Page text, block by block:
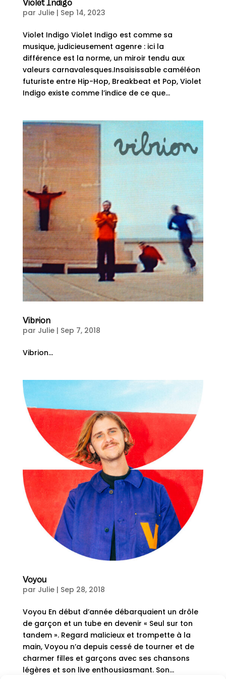
Violet Indigo
par Julie| Sep 14, 2023
Violet Indigo Violet Indigo est comme sa
musique, judicieusement agenre : ici la
différence est la norme, un miroir tendu aux
valeurs carnavalesques.Insaisissable caméléon
futuriste entre Hip-Hop, Breakbeat et Pop, Violet
Indigo existe comme l’indice de ce que...
Vibrion
par Julie| Sep 7, 2018
Vibrion...
Voyou
par Julie| Sep 28, 2018
Voyou En début d’année débarquaient un drôle
de garçon et un tube en devenir « Seul sur ton
tandem ». Regard malicieux et trompette à la
main, Voyou n’a depuis cessé de tourner et de
charmer filles et garçons avec ses chansons
légères et son live enthousiasmant. Son...